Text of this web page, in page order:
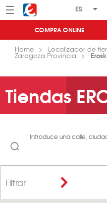
Menú Eroski
COMPRA ONLINE
Home Localizador de
Zaragoza Provincia
Tiendas
Introduce una calle,